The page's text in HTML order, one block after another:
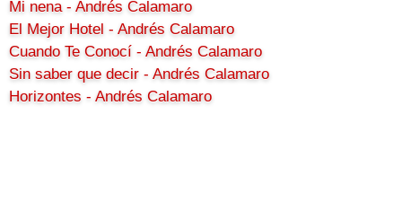
Mi nena - Andrés Calamaro
El Mejor Hotel - Andrés Calamaro
Cuando Te Conocí - Andrés Calamaro
Sin saber que decir - Andrés Calamaro
Horizontes - Andrés Calamaro